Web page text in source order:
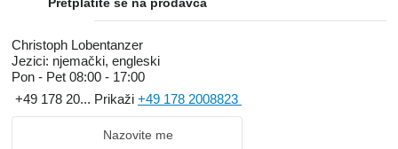
Christoph Lobentanzer
Jezici: njemački, engleski
Pon - Pet 08:00 - 17:00
+49 178 20... Prikaži +49 178 2008823
Nazovite me